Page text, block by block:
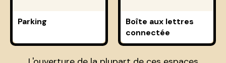
Parking
Boîte aux lettres
connectée